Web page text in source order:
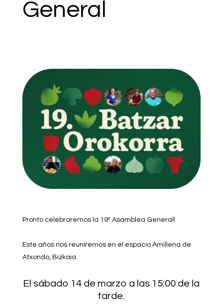
General
Pronto celebraremos la 19ª Asamblea General!
Este años nos reuniremos en el espacio Amillena de
Atxondo, Bizkaia.
El sábado 14 de marzo a las 15:00 de la
tarde.